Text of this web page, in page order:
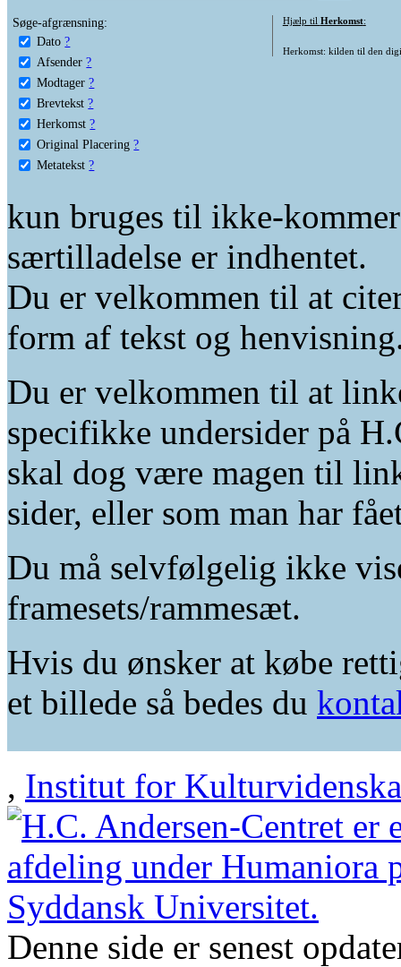
Søge-afgrænsning:
Dato ?
Afsender ?
Modtager ?
Brevtekst ?
Herkomst ?
Original Placering ?
Metatekst ?
Hjælp til Herkomst:
Herkomst: kilden til den
kun bruges til ikke-
særtilladelse er indhentet.
Du er velkommen til at
form af tekst og
Du er velkommen til at
specifikke undersider på
skal dog være magen til
sider, eller som man har
Du må selvfølgelig ikke
framesets/rammesæt.
Hvis du ønsker at købe
et billede så bedes du
, Institut for
Denne side er senest